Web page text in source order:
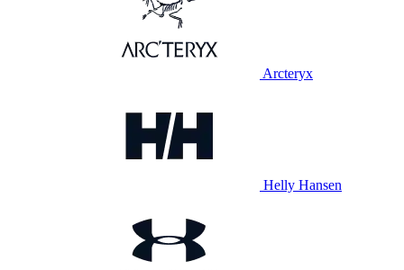
Arcteryx
Helly Hansen